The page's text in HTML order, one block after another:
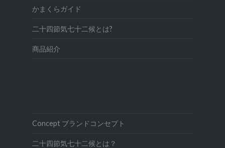
かまくらガイド
二十四節気七十二候とは?
商品紹介
Concept ブランドコンセプト
二十四節気七十二候とは？